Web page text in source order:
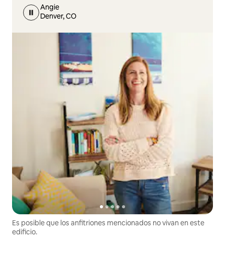
Angie
Denver, CO
Es posible que los anfitriones mencionados no vivan en este
edificio.